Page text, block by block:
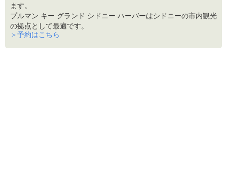
ます。
プルマン キー グランド シドニー ハーバーはシドニーの市内観光
の拠点として最適です。
＞予約はこちら